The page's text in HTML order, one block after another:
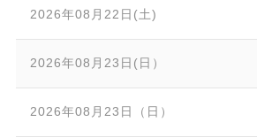
2026年08月22日(土)
2026年08月23日(日）
2026年08月23日（日）